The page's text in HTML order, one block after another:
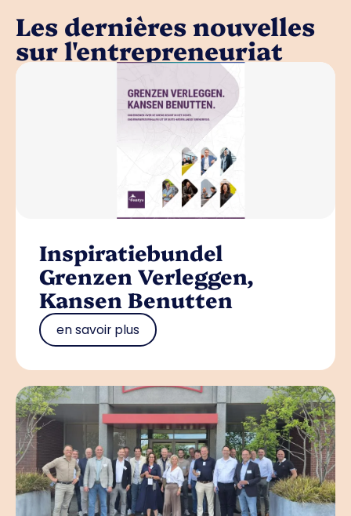
Les dernières nouvelles
sur l'entrepreneuriat
Inspiratiebundel
Grenzen Verleggen,
Kansen Benutten
en savoir plus